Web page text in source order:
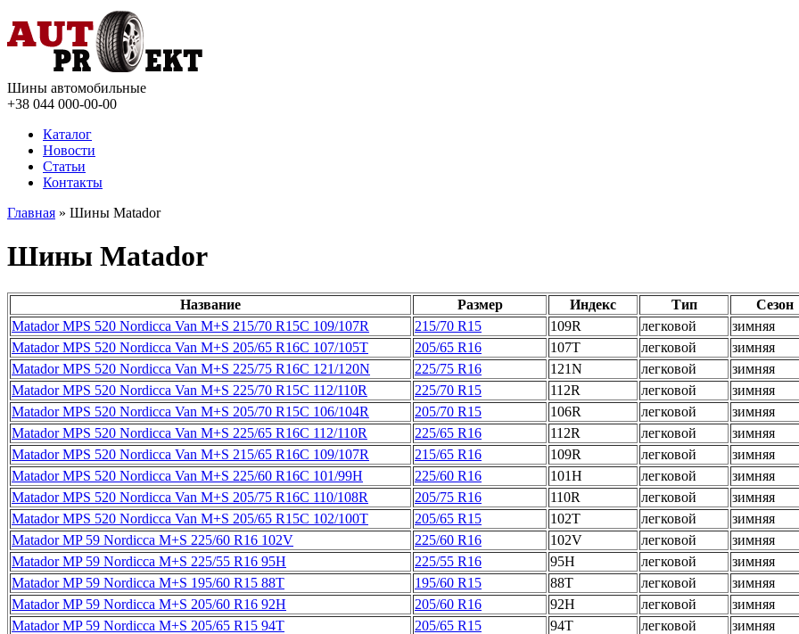
Шины автомобильные
+38 044 000-00-00
Каталог
Новости
Статьи
Контакты
Главная » Шины Matador
Шины Matador
Название Размер Индекс Тип Сезон
Matador MPS 520 Nordicca Van M+S 215/70 R15C 109/107R
215/70 R15 109R легковой зимняя
Matador MPS 520 Nordicca Van M+S 205/65 R16C 107/105T
205/65 R16 107T легковой зимняя
Matador MPS 520 Nordicca Van M+S 225/75 R16C 121/120N
225/75 R16 121N легковой зимняя
Matador MPS 520 Nordicca Van M+S 225/70 R15C 112/110R
225/70 R15 112R легковой зимняя
Matador MPS 520 Nordicca Van M+S 205/70 R15C 106/104R
205/70 R15 106R легковой зимняя
Matador MPS 520 Nordicca Van M+S 225/65 R16C 112/110R
225/65 R16 112R легковой зимняя
Matador MPS 520 Nordicca Van M+S 215/65 R16C 109/107R
215/65 R16 109R легковой зимняя
Matador MPS 520 Nordicca Van M+S 225/60 R16C 101/99H
225/60 R16 101H легковой зимняя
Matador MPS 520 Nordicca Van M+S 205/75 R16C 110/108R
205/75 R16 110R легковой зимняя
Matador MPS 520 Nordicca Van M+S 205/65 R15C 102/100T
205/65 R15 102T легковой зимняя
Matador MP 59 Nordicca M+S 225/60 R16 102V
225/60 R16 102V легковой зимняя
Matador MP 59 Nordicca M+S 225/55 R16 95H
225/55 R16 95H легковой зимняя
Matador MP 59 Nordicca M+S 195/60 R15 88T
195/60 R15 88T легковой зимняя
Matador MP 59 Nordicca M+S 205/60 R16 92H
205/60 R16 92H легковой зимняя
Matador MP 59 Nordicca M+S 205/65 R15 94T
205/65 R15 94T легковой зимняя